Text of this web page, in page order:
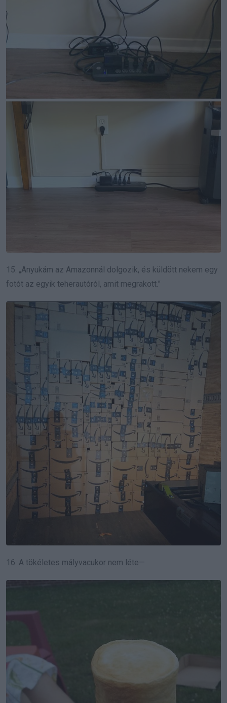
15. „Anyukám az Amazonnál dolgozik, és küldött nekem egy
fotót az egyik teherautóról, amit megrakott.”
16. A tökéletes mályvacukor nem léte—